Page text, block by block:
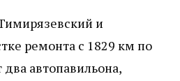
и
ремонта с 1829 км по
автопавильона,